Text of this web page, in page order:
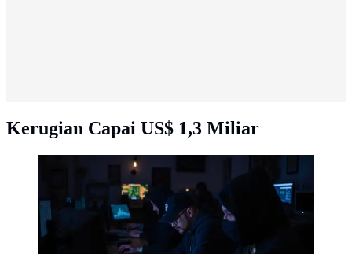
Kerugian Capai US$ 1,3 Miliar